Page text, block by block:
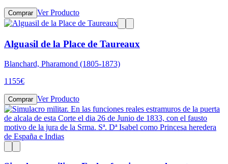
Comprar Ver Producto
Alguasil de la Place de Taureaux
Blanchard, Pharamond (1805-1873)
1155€
Comprar Ver Producto